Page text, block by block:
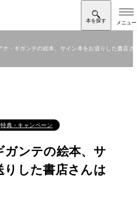
ナ・ギガンテの絵本、サイン本をお送りした書店さ
特典・キャンペーン
ガンテの絵本、サ
した書店さんは